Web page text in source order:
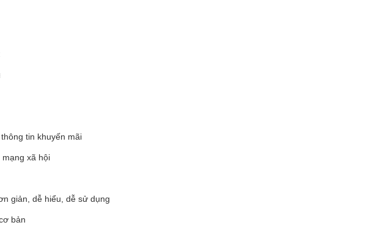
tin khuyến mãi
xã hội
giản, dễ hiểu, dễ sử dụng
bản